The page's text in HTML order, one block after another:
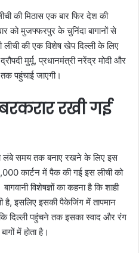
की मिठास एक बार फिर देश की
को मुजफ्फरपुर के चुनिंदा बागानों से
लीची की एक विशेष खेप दिल्ली के लिए
मुर्मू, प्रधानमंत्री नरेंद्र मोदी और
पहुंचाई जाएगी।
रखी गई
लंबे समय तक बनाए रखने के लिए इस
कार्टन में पैक की गई इस लीची को
विशेषज्ञों का कहना है कि शाही
है, इसलिए इसकी पैकेजिंग में तापमान
दिल्ली पहुंचने तक इसका स्वाद और रंग
में होता है।